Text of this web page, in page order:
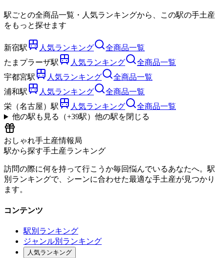
駅ごとの全商品一覧・人気ランキングから、この駅の手土産
をもっと探せます
新宿駅 人気ランキング
全商品一覧
たまプラーザ駅
人気ランキング
全商品一覧
宇都宮駅
人気ランキング
全商品一覧
浦和駅
人気ランキング
全商品一覧
栄（名古屋）駅
人気ランキング
全商品一覧
他の駅も見る（+39駅） 他の駅を閉じる
おしゃれ手土産情報局
駅から探す手土産ランキング
訪問の際に何を持って行こうか毎回悩んでいるあなたへ。駅
別ランキングで、シーンに合わせた最適な手土産が見つかり
ます。
コンテンツ
駅別ランキング
ジャンル別ランキング
人気ランキング